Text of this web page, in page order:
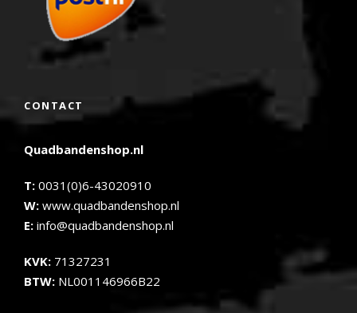
CONTACT
Quadbandenshop.nl
T: 0031(0)6-43020910
W: www.quadbandenshop.nl
E: info@quadbandenshop.nl
KVK: 71327231
BTW: NL001146966B22